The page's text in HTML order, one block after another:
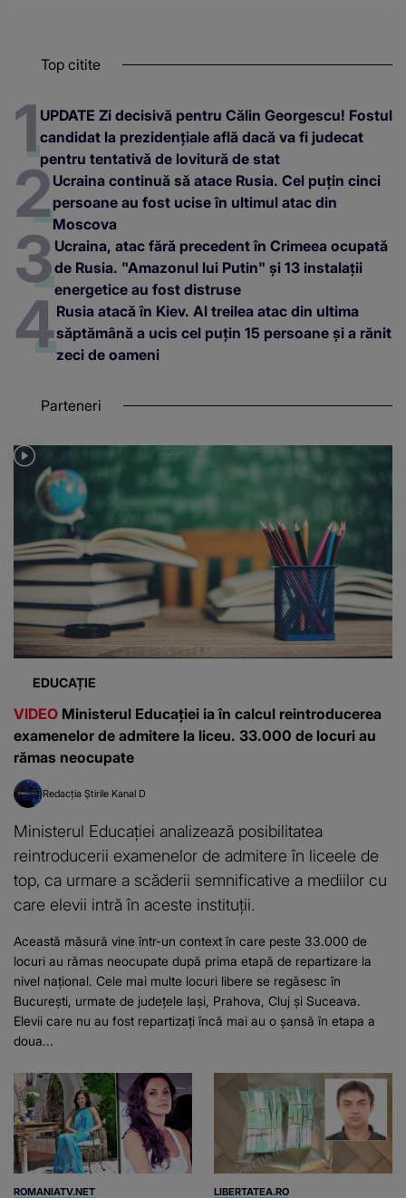
Top citite
UPDATE Zi decisivă pentru Călin Georgescu! Fostul
candidat la prezidențiale află dacă va fi judecat
pentru tentativă de lovitură de stat
Ucraina continuă să atace Rusia. Cel puțin cinci
persoane au fost ucise în ultimul atac din
Moscova
Ucraina, atac fără precedent în Crimeea ocupată
de Rusia. "Amazonul lui Putin" și 13 instalații
energetice au fost distruse
Rusia atacă în Kiev. Al treilea atac din ultima
săptămână a ucis cel puțin 15 persoane și a rănit
zeci de oameni
Parteneri
EDUCAȚIE
VIDEO Ministerul Educației ia în calcul reintroducerea
examenelor de admitere la liceu. 33.000 de locuri au
rămas neocupate
Redacția Știrile Kanal D
Ministerul Educației analizează posibilitatea
reintroducerii examenelor de admitere în liceele de
top, ca urmare a scăderii semnificative a mediilor cu
care elevii intră în aceste instituții.
Această măsură vine într-un context în care peste 33.000 de
locuri au rămas neocupate după prima etapă de repartizare la
nivel național. Cele mai multe locuri libere se regăsesc în
București, urmate de județele Iași, Prahova, Cluj și Suceava.
Elevii care nu au fost repartizați încă mai au o șansă în etapa a
doua...
ROMANIATV.NET LIBERTATEA.RO